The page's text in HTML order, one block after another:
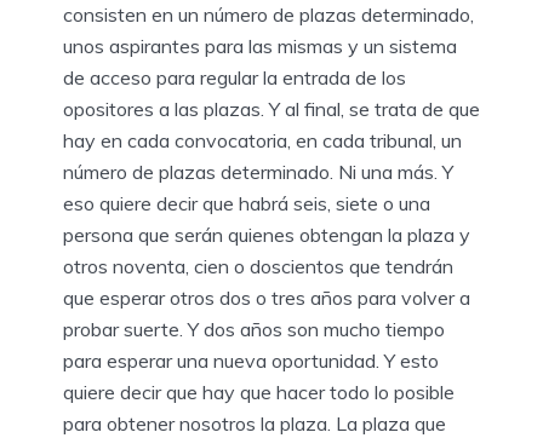
consisten en un número de plazas determinado,
unos aspirantes para las mismas y un sistema
de acceso para regular la entrada de los
opositores a las plazas. Y al final, se trata de que
hay en cada convocatoria, en cada tribunal, un
número de plazas determinado. Ni una más. Y
eso quiere decir que habrá seis, siete o una
persona que serán quienes obtengan la plaza y
otros noventa, cien o doscientos que tendrán
que esperar otros dos o tres años para volver a
probar suerte. Y dos años son mucho tiempo
para esperar una nueva oportunidad. Y esto
quiere decir que hay que hacer todo lo posible
para obtener nosotros la plaza. La plaza que